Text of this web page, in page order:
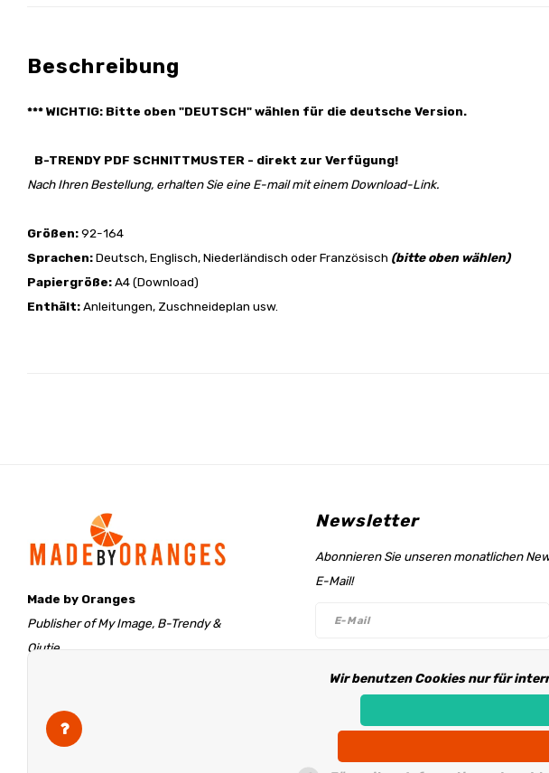
Beschreibung
*** WICHTIG: Bitte oben "DEUTSCH" wählen für die deutsche Version.
B-TRENDY PDF SCHNITTMUSTER - direkt zur Verfügung!
Nach Ihren Bestellung, erhalten Sie eine E-mail mit einem Download-Link.
Größen:92-164
Sprachen:Deutsch, Englisch, Niederländisch oder Französisch (bitte oben wählen)
Papiergröße:A4 (Download)
Enthält:Anleitungen, Zuschneideplan usw.
Made by Oranges
Publisher of My Image, B-Trendy &
Qjutie
The Netherlands
info@madebyoranges.com
Newsletter
Abonnieren Sie unseren monatlichen
E-Mail!
Folge uns
Wir benutzen Cookies nur für